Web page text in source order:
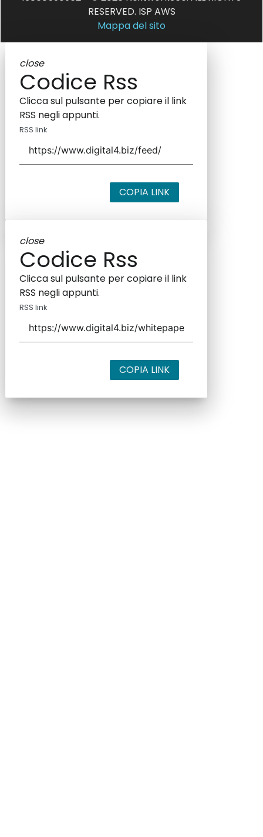
RESERVED. ISP AWS
Mappa del sito
close
Codice Rss
Clicca sul pulsante per copiare il link
RSS negli appunti.
RSS link
COPIA LINK
close
Codice Rss
Clicca sul pulsante per copiare il link
RSS negli appunti.
RSS link
COPIA LINK